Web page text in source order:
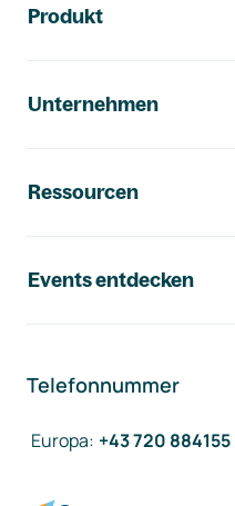
Produkt
Unternehmen
Ressourcen
Events entdecken
Telefonnummer
Europa: +43 720 884155